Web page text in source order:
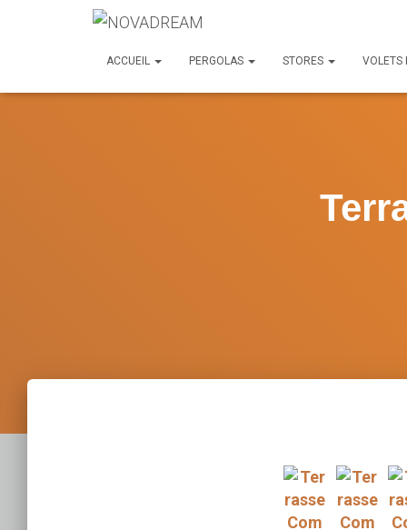
ACCUEIL PERGOLAS STORES VOLETS